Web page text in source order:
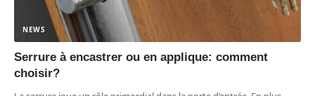
NEWS
Serrure à encastrer ou en applique: comment
choisir?